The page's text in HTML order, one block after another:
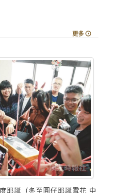
更多
耶誕（冬至圓仔耶誕雪花 中